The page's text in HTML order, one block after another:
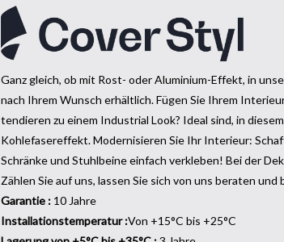
Ganz gleich, ob mit Rost- oder Aluminium-Effekt, in
nach Ihrem Wunsch erhältlich. Fügen Sie Ihrem
tendieren zu einem Industrial Look? Ideal sind, in
Kohlefasereffekt. Modernisieren Sie Ihr Interieur:
Schränke und Stuhlbeine einfach verkleben! Bei der
Zählen Sie auf uns, lassen Sie sich von uns beraten
Garantie :10 Jahre
Installationstemperatur :Von +15°C bis +25°C